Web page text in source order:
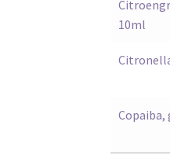
10ml
Copaiba,